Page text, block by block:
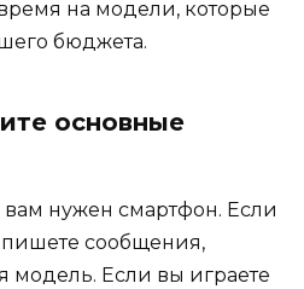
на модели, которые
бюджета.
основные
вам нужен смартфон. Если
пишете сообщения,
модель. Если вы играете